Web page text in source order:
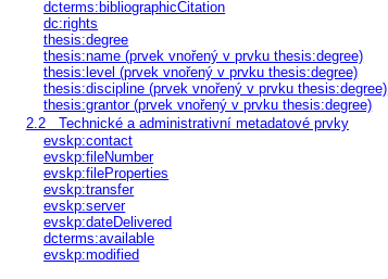
dcterms:bibliographicCitation
dc:rights
thesis:degree
thesis:name (prvek vnořený v prvku thesis:degree)
thesis:level (prvek vnořený v prvku thesis:degree)
thesis:discipline (prvek vnořený v prvku thesis:degree)
thesis:grantor (prvek vnořený v prvku thesis:degree)
2.2
Technické a administrativní metadatové prvky
evskp:contact
evskp:fileNumber
evskp:fileProperties
evskp:transfer
evskp:server
evskp:dateDelivered
dcterms:available
evskp:modified